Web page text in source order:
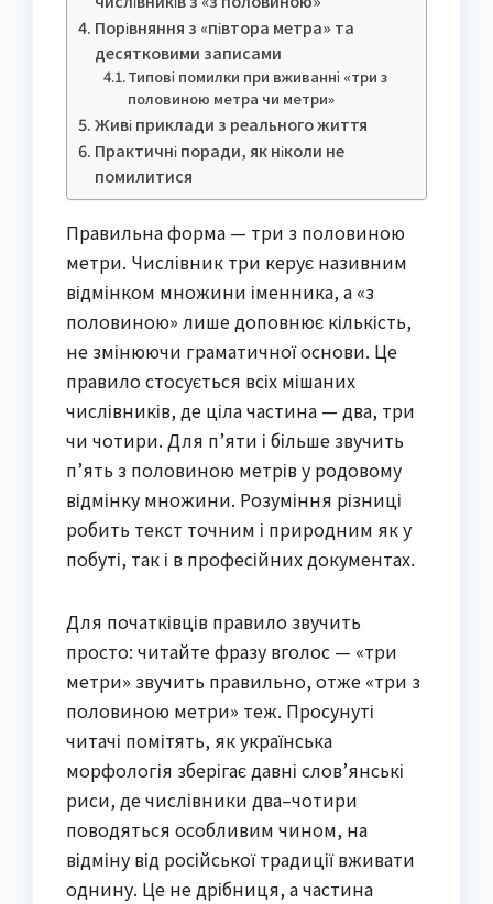
Порівняння з «півтора метра» та
десятковими записами
Типові помилки при вживанні «три з
половиною метра чи метри»
Живі приклади з реального життя
Практичні поради, як ніколи не
помилитися
Правильна форма — три з половиною
метри. Числівник три керує називним
відмінком множини іменника, а «з
половиною» лише доповнює кількість,
не змінюючи граматичної основи. Це
правило стосується всіх мішаних
числівників, де ціла частина — два, три
чи чотири. Для п’яти і більше звучить
п’ять з половиною метрів у родовому
відмінку множини. Розуміння різниці
робить текст точним і природним як у
побуті, так і в професійних документах.
Для початківців правило звучить
просто: читайте фразу вголос — «три
метри» звучить правильно, отже «три з
половиною метри» теж. Просунуті
читачі помітять, як українська
морфологія зберігає давні слов’янські
риси, де числівники два–чотири
поводяться особливим чином, на
відміну від російської традиції вживати
однину. Це не дрібниця, а частина